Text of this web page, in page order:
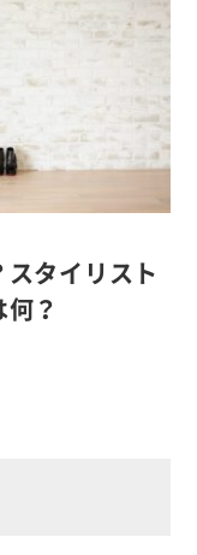
スタイリスト
？